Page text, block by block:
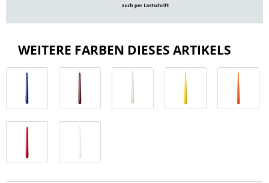
WEITERE FARBEN DIESES ARTIKELS